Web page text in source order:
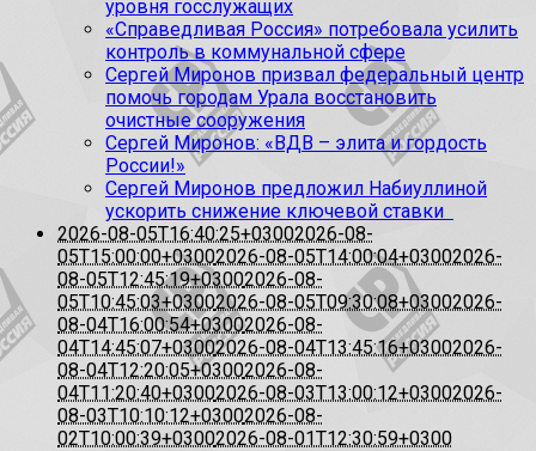
уровня госслужащих
«Справедливая Россия» потребовала усилить
контроль в коммунальной сфере
Сергей Миронов призвал федеральный центр
помочь городам Урала восстановить
очистные сооружения
Сергей Миронов: «ВДВ – элита и гордость
России!»
Сергей Миронов предложил Набиуллиной
ускорить снижение ключевой ставки
2026-08-05T16:40:25+03002026-08-
05T15:00:00+03002026-08-05T14:00:04+03002026-
08-05T12:45:19+03002026-08-
05T10:45:03+03002026-08-05T09:30:08+03002026-
08-04T16:00:54+03002026-08-
04T14:45:07+03002026-08-04T13:45:16+03002026-
08-04T12:20:05+03002026-08-
04T11:20:40+03002026-08-03T13:00:12+03002026-
08-03T10:10:12+03002026-08-
02T10:00:39+03002026-08-01T12:30:59+0300